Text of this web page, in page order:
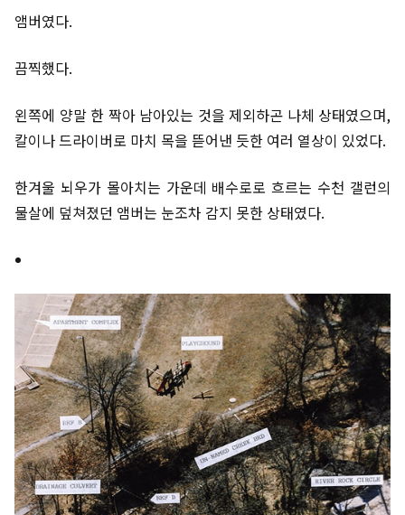
앰버였다.
끔찍했다.
왼쪽에 양말 한 짝아 남아있는 것을 제외하곤 나체 상태였으며,
칼이나 드라이버로 마치 목을 뜯어낸 듯한 여러 열상이 있었다.
한겨울 뇌우가 몰아치는 가운데 배수로로 흐르는 수천 갤런의
물살에 덮쳐졌던 앰버는 눈조차 감지 못한 상태였다.